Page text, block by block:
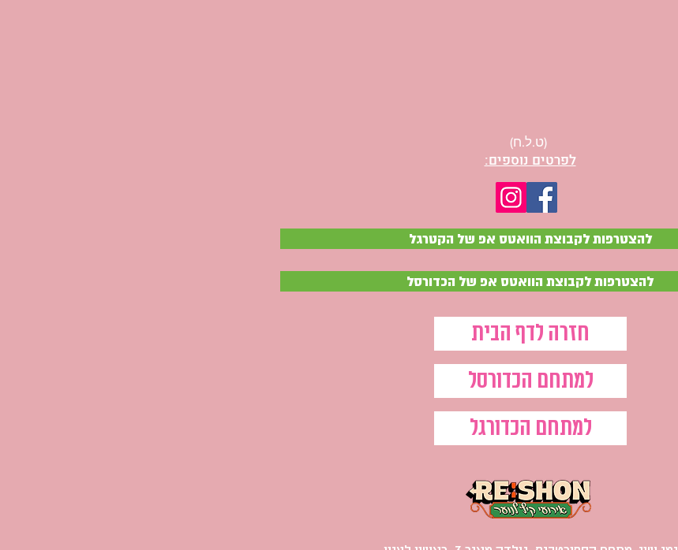
(ט.ל.ח)
לפרטים נוספים:
להצטרפות לקבוצת הוואטס אפ של הקטרגל
להצטרפות לקבוצת הוואטס אפ של הכדורסל
חזרה לדף הבית
למתחם הכדורסל
למתחם הכדורגל